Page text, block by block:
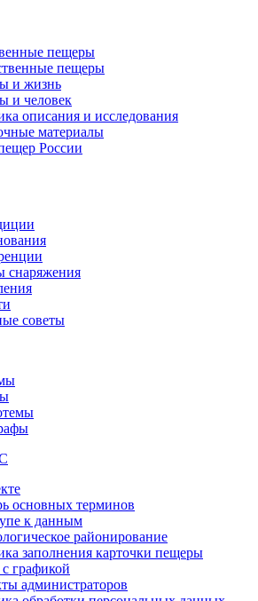
пещеры
пещеры
и жизнь
и человек
описания и исследования
материалы
России
снаряжения
советы
основных терминов
к данным
районирование
заполнения карточки пещеры
с графикой
администраторов